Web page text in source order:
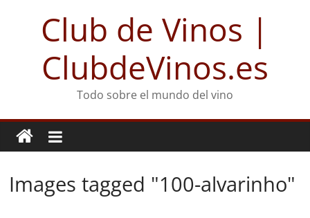
Club de Vinos |
ClubdeVinos.es
Todo sobre el mundo del vino
Images tagged "100-alvarinho"